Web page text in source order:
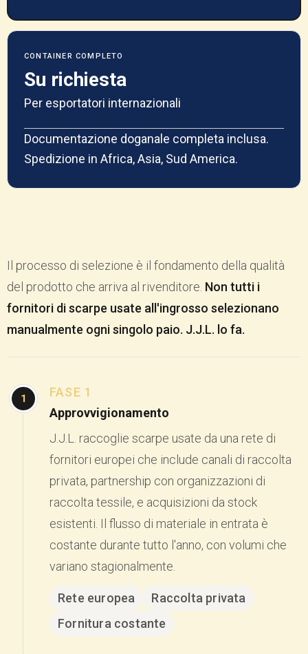
CONTAINER COMPLETO
Su richiesta
Per esportatori internazionali
Documentazione doganale completa inclusa.
Spedizione in Africa, Asia, Sud America.
Il processo di selezione è il fondamento della qualità
del prodotto che arriva al rivenditore. Non tutti i
fornitori di scarpe usate all'ingrosso selezionano
manualmente ogni singolo paio. J.J.L. lo fa.
1
FASE 1
Approvvigionamento
J.J.L. raccoglie scarpe usate da una rete di
fornitori europei che include canali di raccolta
privata, partnership con organizzazioni di
raccolta tessile, e acquisizioni da stock
esistenti. Il flusso di materiale in entrata è
costante durante tutto l'anno, con volumi che
variano stagionalmente.
Rete europea
Raccolta privata
Fornitura costante